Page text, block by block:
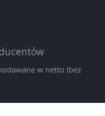
w netto (bez